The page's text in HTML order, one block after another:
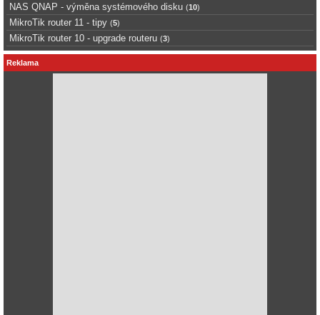
NAS QNAP - výměna systémového disku (10)
MikroTik router 11 - tipy (5)
MikroTik router 10 - upgrade routeru (3)
Reklama